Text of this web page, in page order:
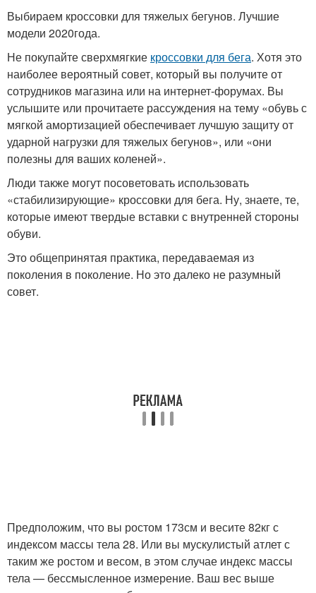
Выбираем кроссовки для тяжелых бегунов. Лучшие
модели 2020года.
Не покупайте сверхмягкие кроссовки для бега. Хотя это
наиболее вероятный совет, который вы получите от
сотрудников магазина или на интернет-форумах. Вы
услышите или прочитаете рассуждения на тему «обувь с
мягкой амортизацией обеспечивает лучшую защиту от
ударной нагрузки для тяжелых бегунов», или «они
полезны для ваших коленей».
Люди также могут посоветовать использовать
«стабилизирующие» кроссовки для бега. Ну, знаете, те,
которые имеют твердые вставки с внутренней стороны
обуви.
Это общепринятая практика, передаваемая из
поколения в поколение. Но это далеко не разумный
совет.
Предположим, что вы ростом 173см и весите 82кг с
индексом массы тела 28. Или вы мускулистый атлет с
таким же ростом и весом, в этом случае индекс массы
тела — бессмысленное измерение. Ваш вес выше